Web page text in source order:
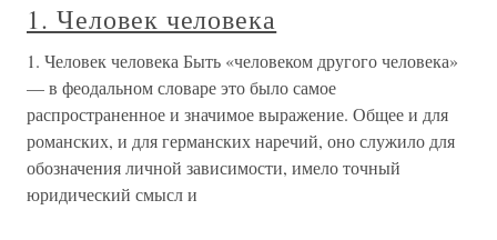
1. Человек человека
1. Человек человека Быть «человеком другого человека»
— в феодальном словаре это было самое
распространенное и значимое выражение. Общее и для
романских, и для германских наречий, оно служило для
обозначения личной зависимости, имело точный
юридический смысл и